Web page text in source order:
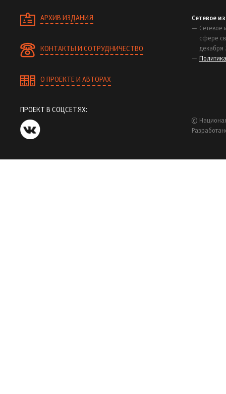
АРХИВ ИЗДАНИЯ
КОНТАКТЫ И СОТРУДНИЧЕСТВО
О ПРОЕКТЕ И АВТОРАХ
Сетевое
Сетевое
сфере
декабря
ПРОЕКТ В СОЦСЕТЯХ:
©